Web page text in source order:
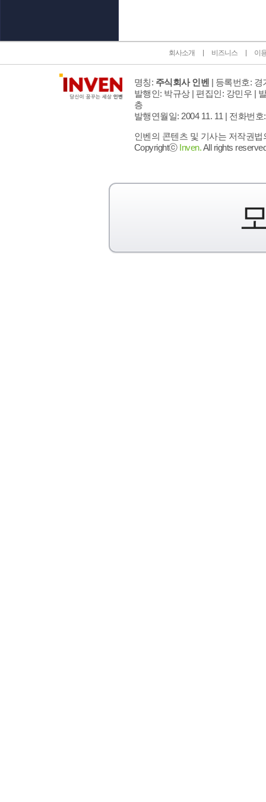
회사소개 비즈니스 이
명칭: 주식회사 인벤 | 등록번호: 경
발행인: 박규상 | 편집인: 강민우 |
층
발행연월일: 2004 11. 11 | 전화번호
인벤의 콘텐츠 및 기사는 저작권
Copyrightⓒ Inven.All rights